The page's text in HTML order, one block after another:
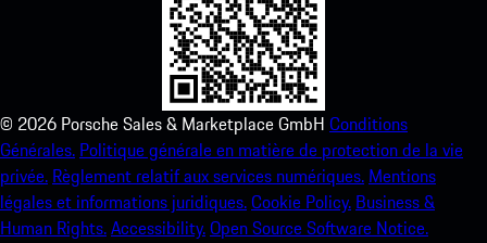
© 2026 Porsche Sales & Marketplace GmbH Conditions
Générales. Politique générale en matière de protection de la vie
privée. Règlement relatif aux services numériques. Mentions
légales et informations juridiques.Cookie Policy. Business &
Human Rights.Accessibility.Open Source Software Notice.